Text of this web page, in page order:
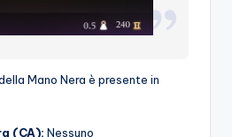
Mano Nera è presente in
(CA): Nessuno